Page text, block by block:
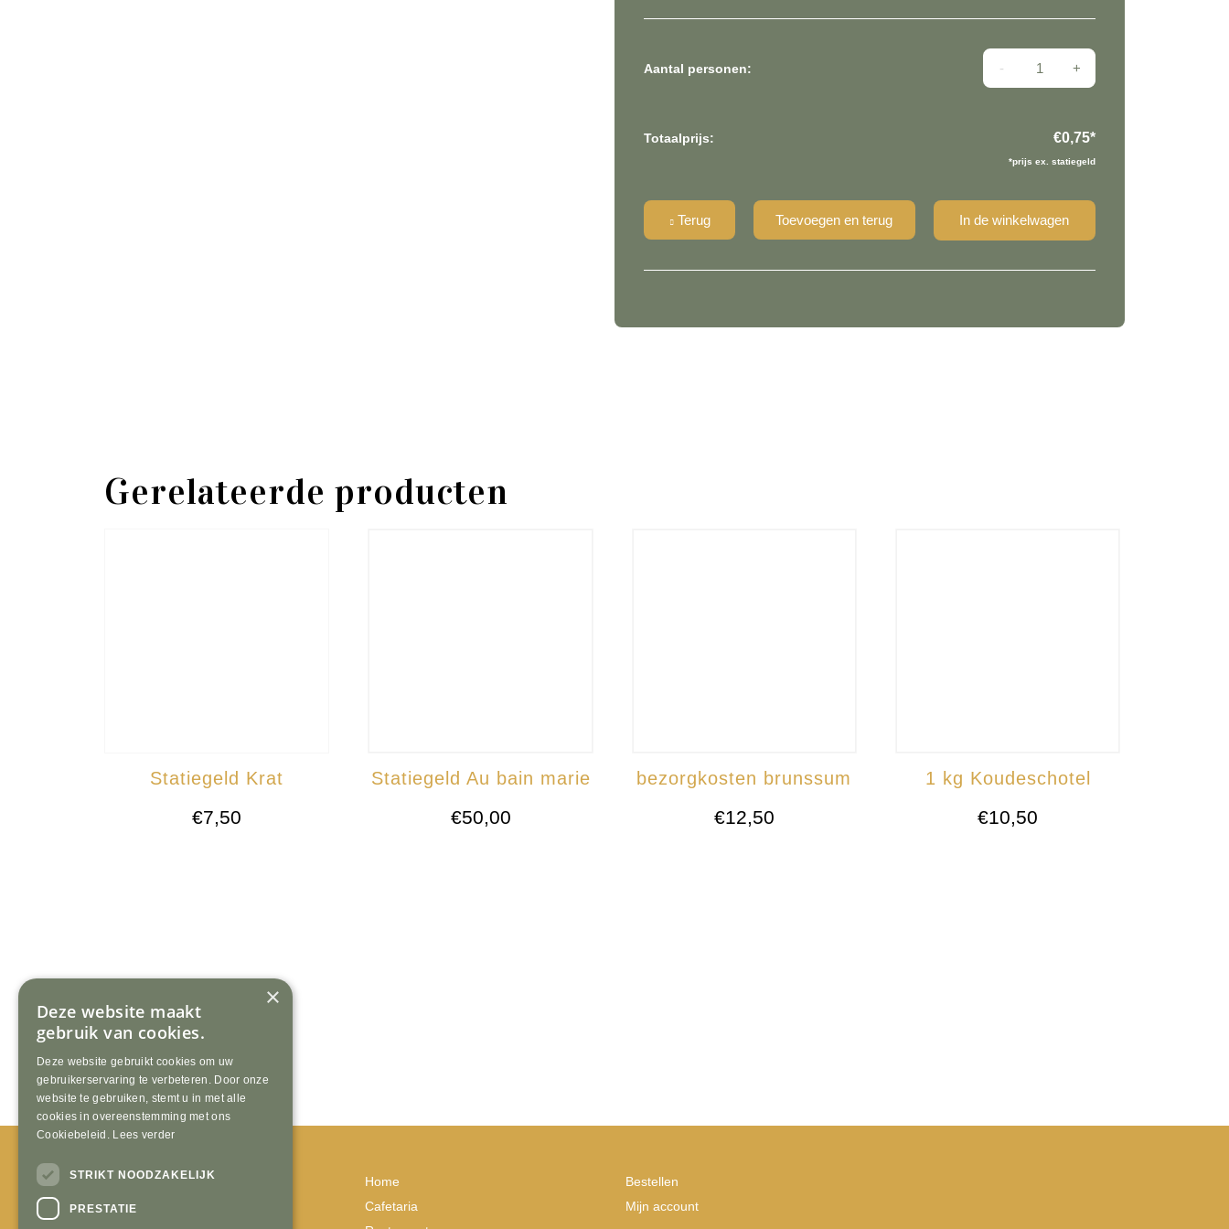
Aantal personen:
Mini Bamibal aantal
Totaalprijs: €0,75*
*prijs ex. statiegeld
Terug In de winkelwagen
Toevoegen en terug
Gerelateerde producten
Statiegeld Krat
€7,50
Statiegeld Au bain marie
€50,00
bezorgkosten brunssum
€12,50
1 kg Koudeschotel
€10,50
Van den Broek
Home
Cafetaria
Bestellen
Mijn account
×
Deze website maakt
gebruik van cookies.
Deze website gebruikt cookies om uw
gebruikerservaring te verbeteren. Door onze
website te gebruiken, stemt u in met alle
cookies in overeenstemming met ons
Cookiebeleid. Lees verder
STRIKT NOODZAKELIJK
PRESTATIE